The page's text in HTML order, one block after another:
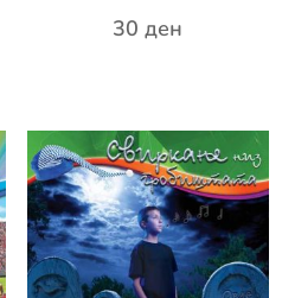
30ден